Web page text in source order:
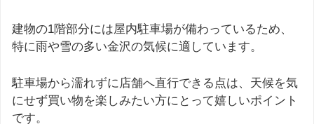
建物の1階部分には屋内駐車場が備わっているため、
特に雨や雪の多い金沢の気候に適しています。
駐車場から濡れずに店舗へ直行できる点は、天候を気
にせず買い物を楽しみたい方にとって嬉しいポイント
です。